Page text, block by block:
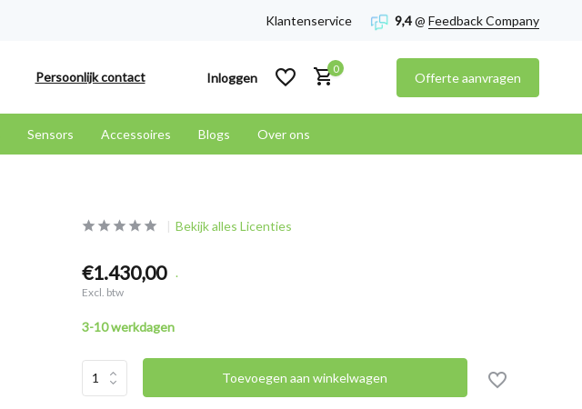
Klantenservice 9,4@ Feedback Company
Persoonlijk contact Inloggen
0
Offerte aanvragen
Sensors Accessoires Blogs Over ons
Bekijk alles Licenties
€1.430,00 .
Excl. btw
3-10 werkdagen
Toevoegen aan winkelwagen